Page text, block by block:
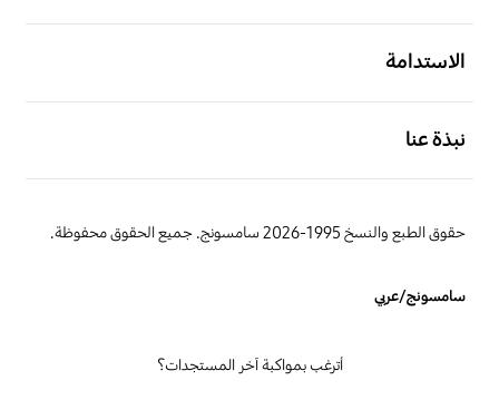
الاستدامة
نبذة عنا
حقوق الطبع والنسخ 1995-2026 سامسونج. جميع الحقوق محفوظة.
سامسونج/عربي
أترغب بمواكبة آخر المستجدات؟